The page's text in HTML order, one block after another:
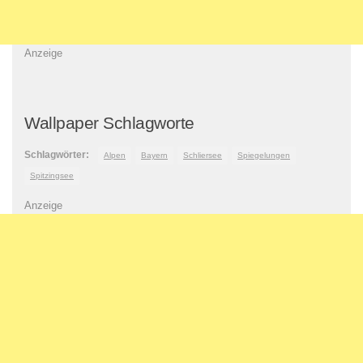
Anzeige
Wallpaper Schlagworte
Schlagwörter: Alpen Bayern Schliersee Spiegelungen
Spitzingsee
Anzeige